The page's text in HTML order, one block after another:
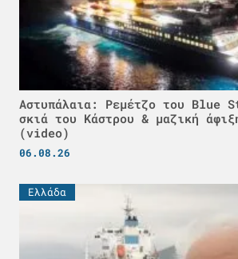
Αστυπάλαια: Ρεμέτζο του Blue
σκιά του Κάστρου & μαζική
(video)
06.08.26
Ελλάδα